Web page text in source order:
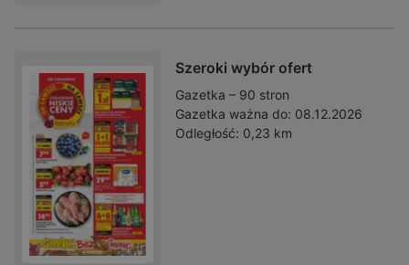
Szeroki wybór ofert
Gazetka – 90 stron
Gazetka ważna do: 08.12.2026
Odległość: 0,23 km